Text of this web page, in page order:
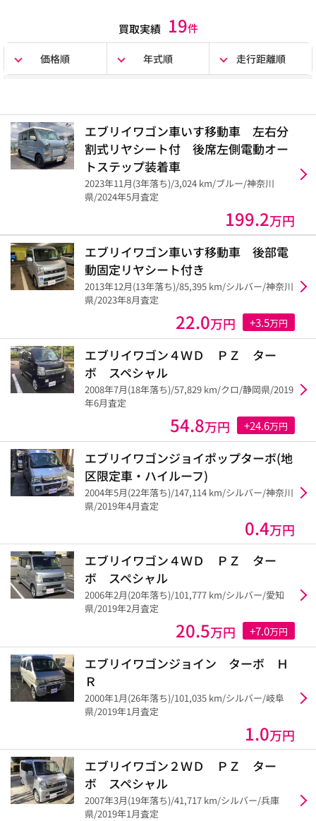
買取実績 19件
価格順 年式順 走行距離順
エブリイワゴン車いす移動車 左右分
割式リヤシート付 後席左側電動オー
トステップ装着車
2023年11月(3年落ち)/3,024 km/ブルー/神奈川
県/2024年5月査定
199.2万円
エブリイワゴン車いす移動車 後部電
動固定リヤシート付き
2013年12月(13年落ち)/85,395 km/シルバー/神奈川
県/2023年8月査定
22.0万円 +3.5万円
エブリイワゴン４ＷＤ ＰＺ ター
ボ スペシャル
2008年7月(18年落ち)/57,829 km/クロ/静岡県/2019
年6月査定
54.8万円 +24.6万円
エブリイワゴンジョイポップターボ(地
区限定車・ハイルーフ)
2004年5月(22年落ち)/147,114 km/シルバー/神奈川
県/2019年4月査定
0.4万円
エブリイワゴン４ＷＤ ＰＺ ター
ボ スペシャル
2006年2月(20年落ち)/101,777 km/シルバー/愛知
県/2019年2月査定
20.5万円 +7.0万円
エブリイワゴンジョイン ターボ Ｈ
Ｒ
2000年1月(26年落ち)/101,035 km/シルバー/岐阜
県/2019年1月査定
1.0万円
エブリイワゴン２ＷＤ ＰＺ ター
ボ スペシャル
2007年3月(19年落ち)/41,717 km/シルバー/兵庫
県/2019年1月査定